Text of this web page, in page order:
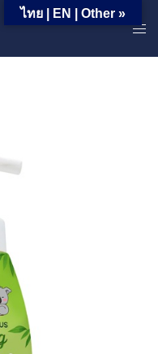
อน | ผลิตภัณฑ์น้ำยาล้างจาน
ไทย | EN | Other »